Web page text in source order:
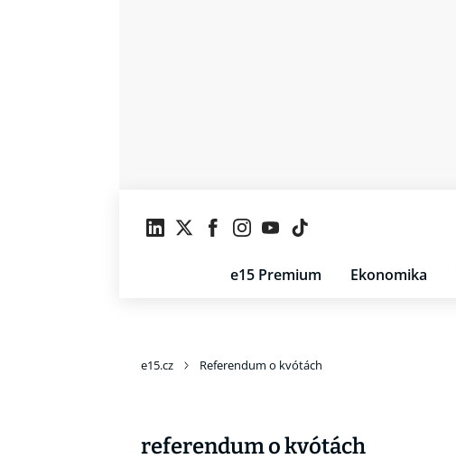
e15 Premium Ekonomika
e15.cz Referendum o kvótách
referendum o kvótách